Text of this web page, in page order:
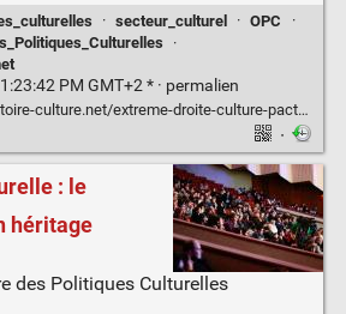
· secteur_culturel · OPC
·
·
PM GMT+2 * · permalien
extreme-droite-culture-pacte-faustien-inenvisageable/
·
: le
héritage